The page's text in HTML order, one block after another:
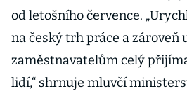
od letošního července.
na český trh práce a zároveň
zaměstnavatelům celý
lidí,“ shrnuje mluvčí